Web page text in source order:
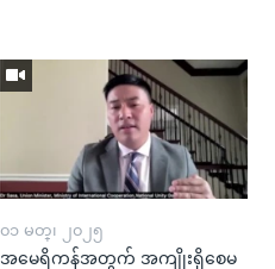
၀၁ မတ္၊ ၂၀၂၅
အမေရိကန်အတွက် အကျိုးရှိစေမ